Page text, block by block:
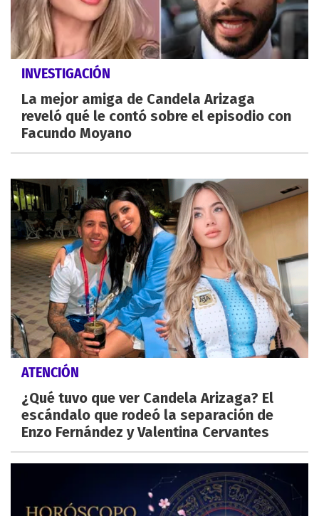
INVESTIGACIÓN
La mejor amiga de Candela Arizaga
reveló qué le contó sobre el episodio con
Facundo Moyano
ATENCIÓN
¿Qué tuvo que ver Candela Arizaga? El
escándalo que rodeó la separación de
Enzo Fernández y Valentina Cervantes